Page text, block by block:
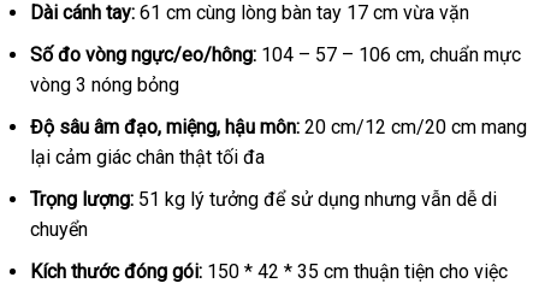
Dài cánh tay: 61 cm cùng lòng bàn tay 17 cm vừa vặn
Số đo vòng ngực/eo/hông: 104 – 57 – 106 cm, chuẩn mực
vòng 3 nóng bỏng
Độ sâu âm đạo, miệng, hậu môn: 20 cm/12 cm/20 cm mang
lại cảm giác chân thật tối đa
Trọng lượng: 51 kg lý tưởng để sử dụng nhưng vẫn dễ di
chuyển
Kích thước đóng gói: 150 * 42 * 35 cm thuận tiện cho việc